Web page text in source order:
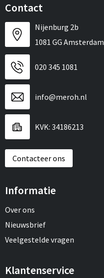
Contact
Nijenburg 2b
1081 GG Amsterdam
020 345 1081
info@meroh.nl
KVK: 34186213
Contacteer ons
Informatie
Over ons
Nieuwsbrief
Veelgestelde vragen
Klantenservice